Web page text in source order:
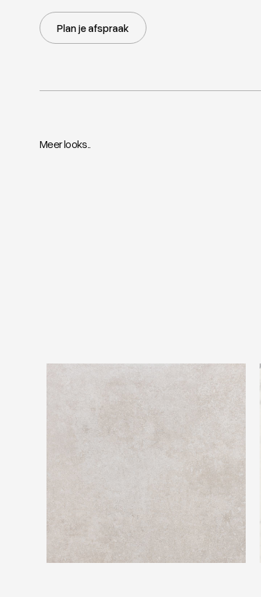
Plan je afspraak
Meer looks..
Beste Koop 600X600 Phorma Perla